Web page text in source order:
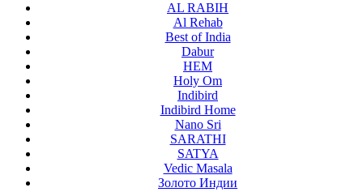
AL RABIH
Al Rehab
Best of India
Dabur
HEM
Holy Om
Indibird
Indibird Home
Nano Sri
SARATHI
SATYA
Vedic Masala
Золото Индии